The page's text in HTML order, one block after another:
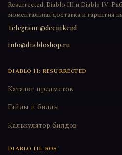
Resurrected, Diablo III и Diablo IV.
моментальная доставка и гарантия
Telegram @deemkend
info@diabloshop.ru
DIABLO II: RESURRECTED
Каталог предметов
Гайды и билды
Калькулятор билдов
DIABLO III: ROS